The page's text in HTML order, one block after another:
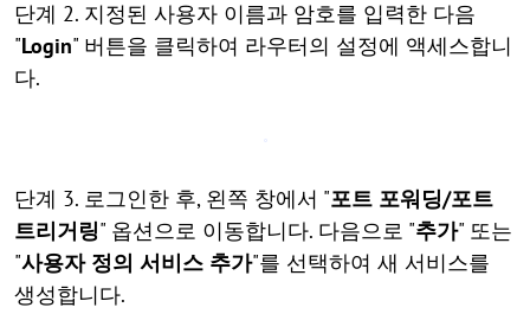
단계 2. 지정된 사용자 이름과 암호를 입력한 다음
"Login" 버튼을 클릭하여 라우터의 설정에 액세스합니
다.
단계 3. 로그인한 후, 왼쪽 창에서 "포트 포워딩/포트
트리거링" 옵션으로 이동합니다. 다음으로 "추가" 또는
"사용자 정의 서비스 추가"를 선택하여 새 서비스를
생성합니다.